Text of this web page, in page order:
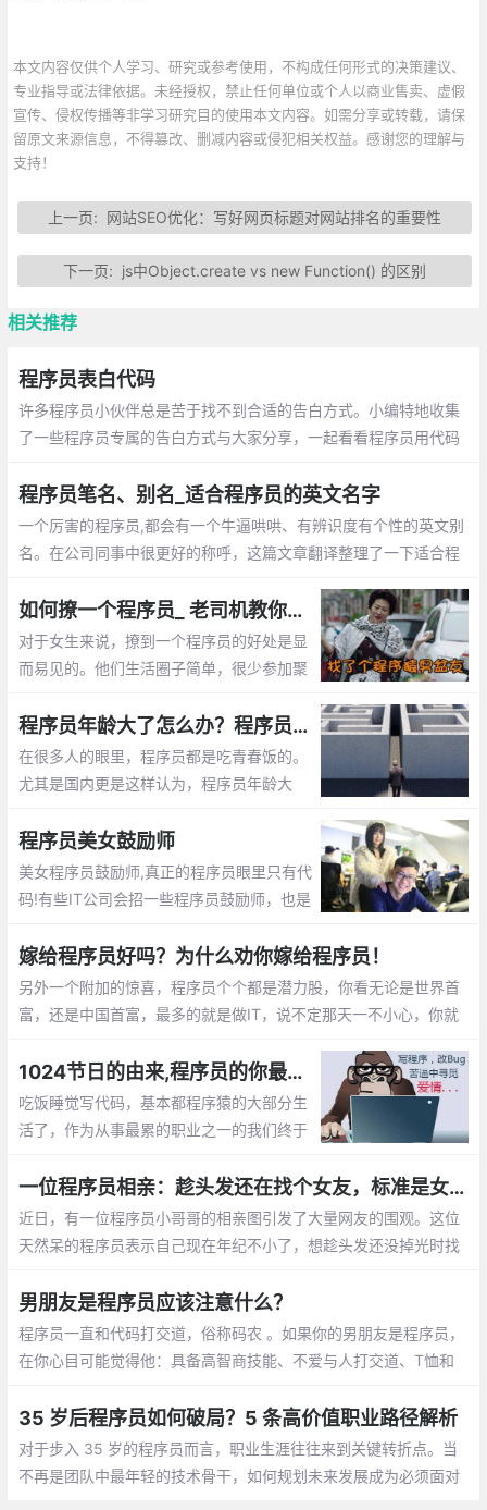
本文内容仅供个人学习、研究或参考使用，不构成任何形式的决策建议、
专业指导或法律依据。未经授权，禁止任何单位或个人以商业售卖、虚假
宣传、侵权传播等非学习研究目的使用本文内容。如需分享或转载，请保
留原文来源信息，不得篡改、删减内容或侵犯相关权益。感谢您的理解与
支持！
上一页: 网站SEO优化：写好网页标题对网站排名的重要性
下一页: js中Object.create vs new Function() 的区别
相关推荐
程序员表白代码
许多程序员小伙伴总是苦于找不到合适的告白方式。小编特地收集
了一些程序员专属的告白方式与大家分享，一起看看程序员用代码
程序员笔名、别名_适合程序员的英文名字
一个厉害的程序员,都会有一个牛逼哄哄、有辨识度有个性的英文别
名。在公司同事中很更好的称呼，这篇文章翻译整理了一下适合程
如何撩一个程序员_ 老司机教你怎么追程序员
对于女生来说，撩到一个程序员的好处是显
而易见的。他们生活圈子简单，很少参加聚
码的路上。这篇文章告诉你怎么撩程序员程序员年龄大了怎么办？程序员年龄大了的出路
在很多人的眼里，程序员都是吃青春饭的。
尤其是国内更是这样认为，程序员年龄大
担心以后的出路了。那么未来大龄程序员的
出路在哪呢？
程序员美女鼓励师
美女程序员鼓励师,真正的程序员眼里只有代
码!有些IT公司会招一些程序员鼓励师，也是
程序员鼓励师的作用，她们总是能激发程序
员们的肾上腺素分泌。
嫁给程序员好吗？为什么劝你嫁给程序员！
另外一个附加的惊喜，程序员个个都是潜力股，你看无论是世界首
富，还是中国首富，最多的就是做IT，说不定那天一不小心，你就
序员收入稳定，生活安逸，属于长期持有型成长股
1024节日的由来,程序员的你最想对自己说的是什么？【1024程序员节日】
吃饭睡觉写代码，基本都程序猿的大部分生
活了，作为从事最累的职业之一的我们终于
序员致敬，向自己致敬，向未来致敬。
一位程序员相亲：趁头发还在找个女友，标准是女孩就行
近日，有一位程序员小哥哥的相亲图引发了大量网友的围观。这位
天然呆的程序员表示自己现在年纪不小了，想趁头发还没掉光时找
男朋友是程序员应该注意什么？
程序员一直和代码打交道，俗称码农 。如果你的男朋友是程序员，
在你心目可能觉得他：具备高智商技能、不爱与人打交道、T恤和
相处呢，需要你应该注意什么呢？
35 岁后程序员如何破局？5 条高价值职业路径解析
对于步入 35 岁的程序员而言，职业生涯往往来到关键转折点。当
不再是团队中最年轻的技术骨干，如何规划未来发展成为必须面对